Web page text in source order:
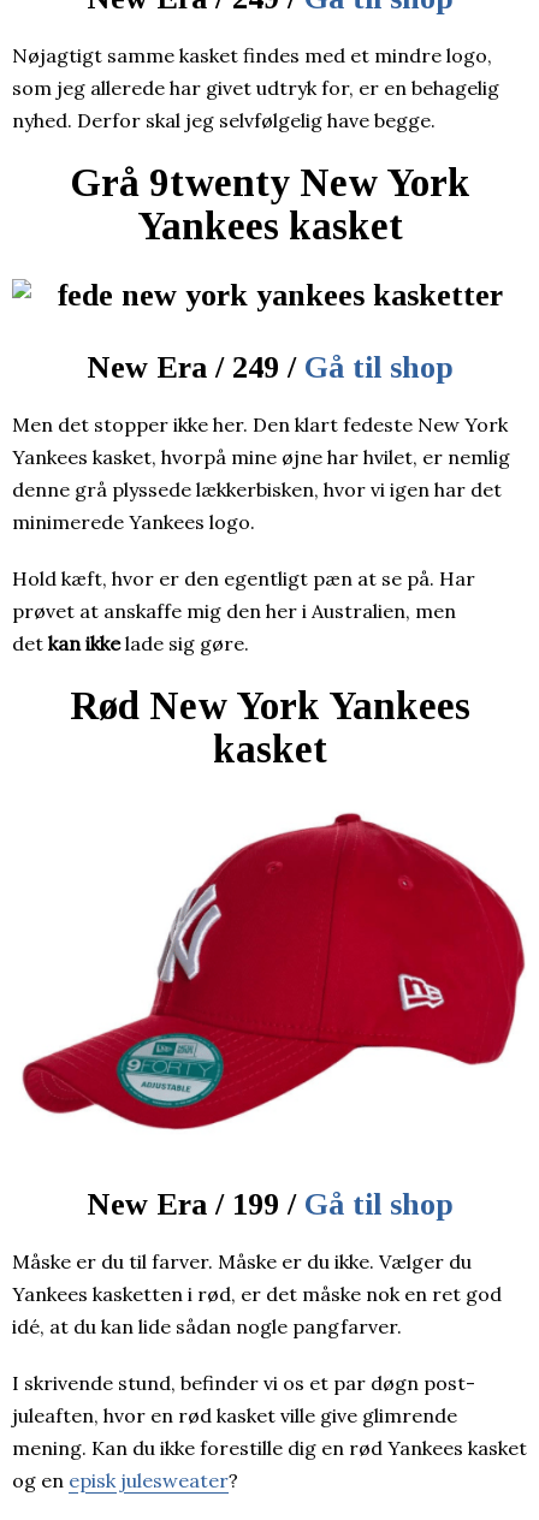
Nøjagtigt samme kasket findes med et mindre logo,
som jeg allerede har givet udtryk for, er en behagelig
nyhed. Derfor skal jeg selvfølgelig have begge.
Grå 9twenty New York
Yankees kasket
New Era / 249 / Gå til shop
Men det stopper ikke her. Den klart fedeste New York
Yankees kasket, hvorpå mine øjne har hvilet, er nemlig
denne grå plyssede lækkerbisken, hvor vi igen har det
minimerede Yankees logo.
Hold kæft, hvor er den egentligt pæn at se på. Har
prøvet at anskaffe mig den her i Australien, men
det kanikkelade sig gøre.
Rød New York Yankees
kasket
New Era / 199 / Gå til shop
Måske er du til farver. Måske er du ikke. Vælger du
Yankees kasketten i rød, er det måske nok en ret god
idé, at du kan lide sådan nogle pangfarver.
I skrivende stund, befinder vi os et par døgn post-
juleaften, hvor en rød kasket ville give glimrende
mening. Kan du ikke forestille dig en rød Yankees kasket
og en episk julesweater?